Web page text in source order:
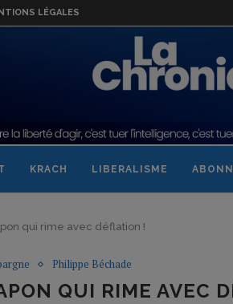
LÉGALES
KRACH LIBERALISME
qui rime avec déflation !
Philippe Béchade
QUI RIME AVEC